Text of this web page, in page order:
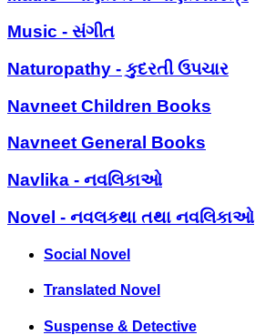
Music - સંગીત
Naturopathy - કુદરતી ઉપચાર
Navneet Children Books
Navneet General Books
Navlika - નવલિકાઓ
Novel - નવલકથા તથા નવલિકાઓ
Social Novel
Translated Novel
Suspense & Detective